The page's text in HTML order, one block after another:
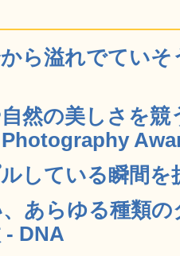
ら溢れでていそ
然の美しさを競
している瞬間を
あらゆる種類
- DNA